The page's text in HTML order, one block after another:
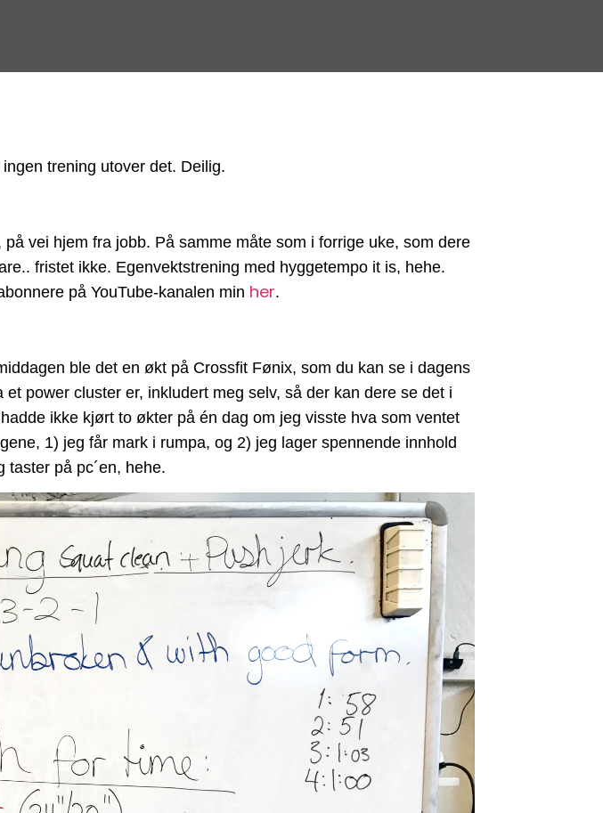
trening utover det. Deilig.
vei hjem fra jobb. På samme måte som i forrige uke, som dere
fristet ikke. Egenvektstrening med hyggetempo it is, hehe.
på YouTube-kanalen min her.
ble det en økt på Crossfit Fønix, som du kan se i dagens
power cluster er, inkludert meg selv, så der kan dere se det i
ikke kjørt to økter på én dag om jeg visste hva som ventet
1) jeg får mark i rumpa, og 2) jeg lager spennende innhold
på pc´en, hehe.